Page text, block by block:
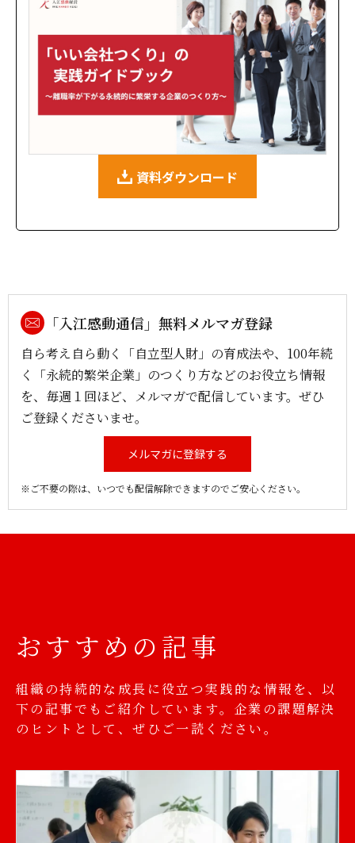
資料ダウンロード
「入江感動通信」無料メルマガ登録
自ら考え自ら動く「自立型人財」の育成法や、100年続
く「永続的繁栄企業」のつくり方などのお役立ち情報
を、毎週１回ほど、メルマガで配信しています。ぜひ
ご登録くださいませ。
メルマガに登録する
※ご不要の際は、いつでも配信解除できますのでご安心ください。
おすすめの記事
組織の持続的な成長に役立つ実践的な情報を、以
下の記事でもご紹介しています。企業の課題解決
のヒントとして、ぜひご一読ください。